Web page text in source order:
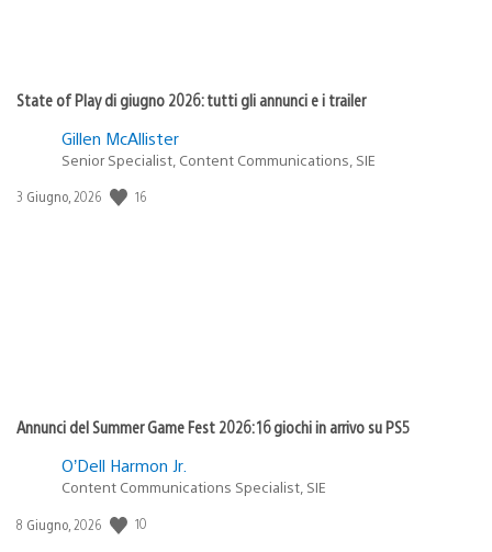
State of Play di giugno 2026: tutti gli annunci e i trailer
Gillen McAllister
Senior Specialist, Content Communications, SIE
Data
3 Giugno, 2026 16
Annunci del Summer Game Fest 2026: 16 giochi in arrivo su PS5
O’Dell Harmon Jr.
Content Communications Specialist, SIE
Data
8 Giugno, 2026 10